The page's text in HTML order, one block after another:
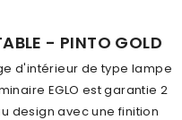
- PINTO GOLD
d'intérieur de type lampe
EGLO est garantie 2
design avec une finition